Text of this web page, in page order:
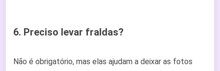
6. Preciso levar fraldas?
Não é obrigatório, mas elas ajudam a deixar as fotos